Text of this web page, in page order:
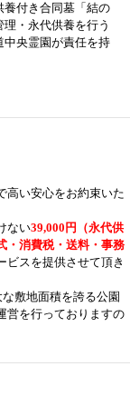
養付き合同墓「結の
・永代供養を行う
中央霊園が責任を持
高い安心をお約束いた
ない39,000円（永代供
・消費税・送料・事務
ビスを提供させて頂き
敷地面積を誇る公園
営を行っておりますの